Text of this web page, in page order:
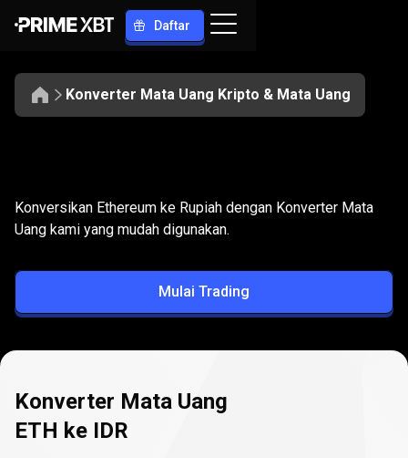
Daftar
Konverter Mata Uang Kripto & Mata Uang
ETH
ke
IDR
Konversikan ETH ke IDR
Konversikan Ethereum ke Rupiah dengan Konverter Mata
Uang kami yang mudah digunakan.
Mulai Trading
Konverter Mata Uang
ETH ke IDR